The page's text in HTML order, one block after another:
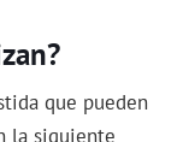
que pueden
la siguiente